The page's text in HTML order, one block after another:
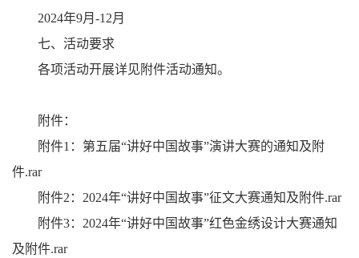
2024年9月-12月
七、活动要求
各项活动开展详见附件活动通知。
附件：
附件1：第五届“讲好中国故事”演讲大赛的通知及附
件.rar
附件2：2024年“讲好中国故事”征文大赛通知及附件.rar
附件3：2024年“讲好中国故事”红色金绣设计大赛通知
及附件.rar